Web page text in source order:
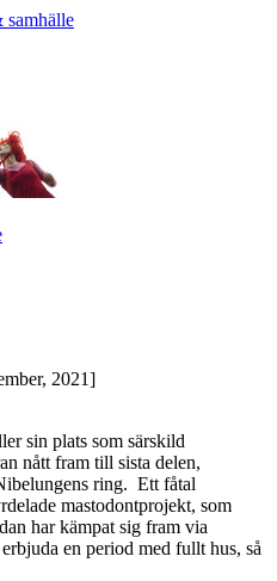
2021]
sin plats som särskild
nått fram till sista delen,
ring. Ett fåtal
mastodontprojekt, som
har kämpat sig fram via
en period med fullt hus, så